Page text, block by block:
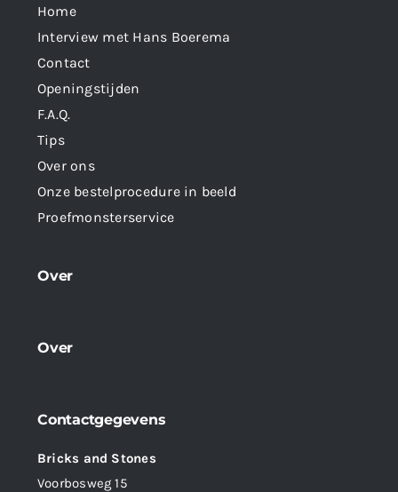
Home
Interview met Hans Boerema
Contact
Openingstijden
F.A.Q.
Tips
Over ons
Onze bestelprocedure in beeld
Proefmonsterservice
Over
Over
Contactgegevens
Bricks and Stones
Voorbosweg 15